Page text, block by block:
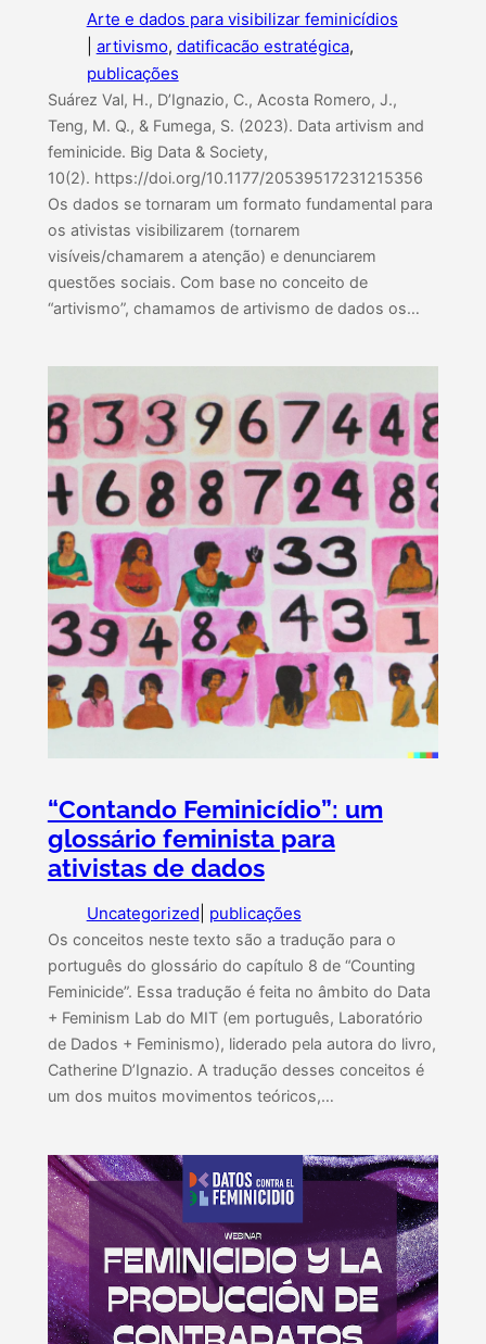
Arte e dados para visibilizar feminicídios
artivismo, datificacão estratégica
publicações
Suárez Val, H., D’Ignazio, C., Acosta Romero, J.,
Teng, M. Q., & Fumega, S. (2023). Data artivism and
feminicide. Big Data & Society,
10(2). https://doi.org/10.1177/20539517231215356
Os dados se tornaram um formato fundamental para
os ativistas visibilizarem (tornarem
visíveis/chamarem a atenção) e denunciarem
questões sociais. Com base no conceito de
“artivismo”, chamamos de artivismo de dados os…
“Contando Feminicídio”: um
glossário feminista para
ativistas de dados
Uncategorized publicações
Os conceitos neste texto são a tradução para o
português do glossário do capítulo 8 de “Counting
Feminicide”. Essa tradução é feita no âmbito do Data
+ Feminism Lab do MIT (em português, Laboratório
de Dados + Feminismo), liderado pela autora do livro,
Catherine D’Ignazio. A tradução desses conceitos é
um dos muitos movimentos teóricos,…